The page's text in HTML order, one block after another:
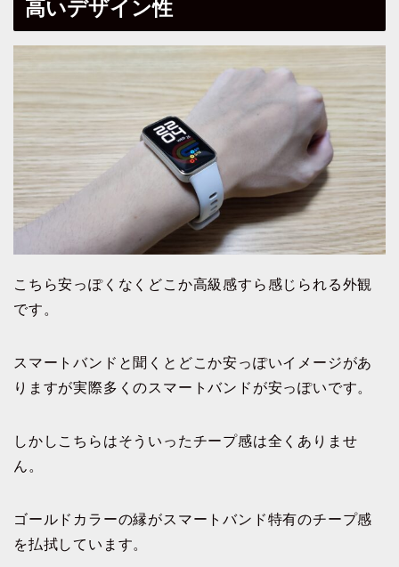
高いデザイン性
こちら安っぽくなくどこか高級感すら感じられる外観
です。
スマートバンドと聞くとどこか安っぽいイメージがあ
りますが実際多くのスマートバンドが安っぽいです。
しかしこちらはそういったチープ感は全くありませ
ん。
ゴールドカラーの縁がスマートバンド特有のチープ感
を払拭しています。